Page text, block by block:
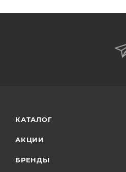
КАТАЛОГ
АКЦИИ
БРЕНДЫ